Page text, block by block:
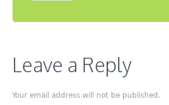
Leave a Reply
Your email address will not be published.